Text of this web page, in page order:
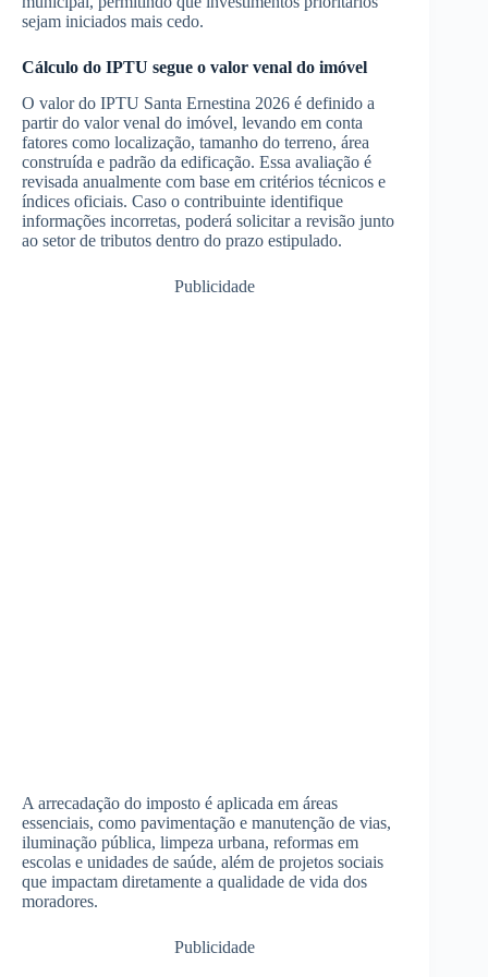
sejam iniciados mais cedo.
Cálculo do IPTU segue o valor venal do imóvel
O valor do IPTU Santa Ernestina 2026 é definido a
partir do valor venal do imóvel, levando em conta
fatores como localização, tamanho do terreno, área
construída e padrão da edificação. Essa avaliação é
revisada anualmente com base em critérios técnicos e
índices oficiais. Caso o contribuinte identifique
informações incorretas, poderá solicitar a revisão junto
ao setor de tributos dentro do prazo estipulado.
Publicidade
A arrecadação do imposto é aplicada em áreas
essenciais, como pavimentação e manutenção de vias,
iluminação pública, limpeza urbana, reformas em
escolas e unidades de saúde, além de projetos sociais
que impactam diretamente a qualidade de vida dos
moradores.
Publicidade